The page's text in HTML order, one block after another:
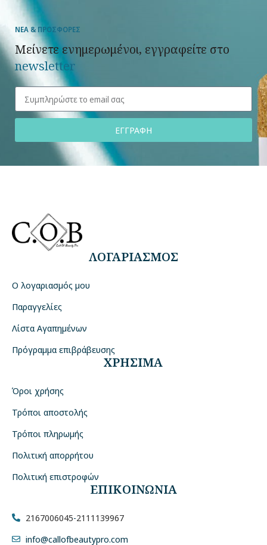
ΝΕΑ & ΠΡΟΣΦΟΡΕΣ
Μείνετε ενημερωμένοι, εγγραφείτε στο
newsletter
ΕΓΓΡΑΦΗ
ΛΟΓΑΡΙΑΣΜΟΣ
Ο λογαριασμός μου
Παραγγελίες
Λίστα Αγαπημένων
Πρόγραμμα επιβράβευσης
ΧΡΗΣΙΜΑ
Όροι χρήσης
Τρόποι αποστολής
Τρόποι πληρωμής
Πολιτική απορρήτου
Πολιτική επιστροφών
ΕΠΙΚΟΙΝΩΝΙΑ
2167006045-2111139967
info@callofbeautypro.com